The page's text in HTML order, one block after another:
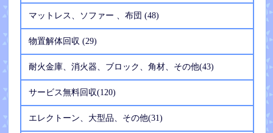
マットレス、ソファー 、布団 (48)
物置解体回収 (29)
耐火金庫、消火器、ブロック、角材、その他(43)
サービス無料回収(120)
エレクトーン、大型品、その他(31)